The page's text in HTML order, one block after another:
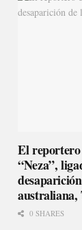
El
“Neza”,
australiana,
0 SHARES